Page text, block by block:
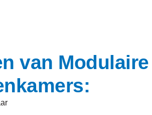
van Modulaire